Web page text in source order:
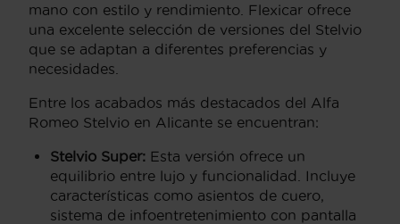
mano con estilo y rendimiento. Flexicar ofrece
una excelente selección de versiones del Stelvio
que se adaptan a diferentes preferencias y
necesidades.
Entre los acabados más destacados del Alfa
Romeo Stelvio en Alicante se encuentran:
Stelvio Super: Esta versión ofrece un
equilibrio entre lujo y funcionalidad. Incluye
características como asientos de cuero,
sistema de infoentretenimiento con pantalla